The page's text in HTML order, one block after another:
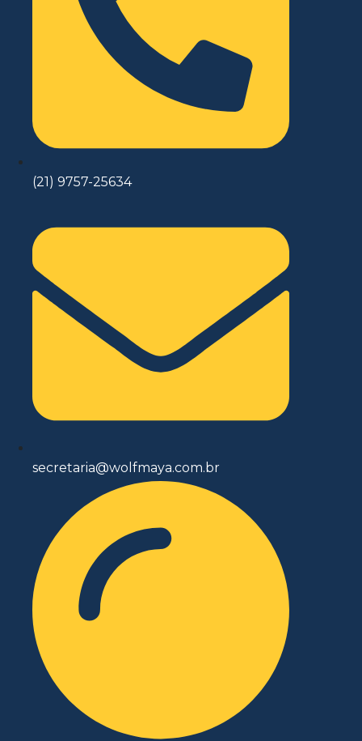
(21) 9757-25634
secretaria@wolfmaya.com.br